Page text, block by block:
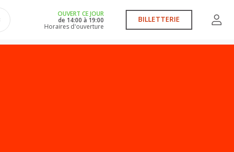
OUVERT CE JOUR
de 14:00 à 19:00
Horaires d'ouverture
BILLETTERIE